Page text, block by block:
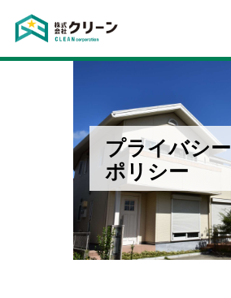
プライバシー
ポリシー